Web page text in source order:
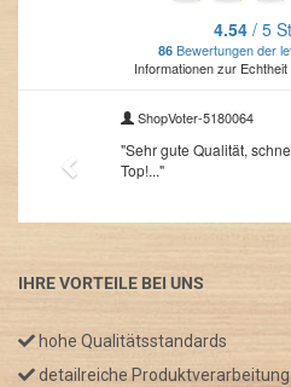
IHRE VORTEILE BEI UNS
hohe Qualitätsstandards
detailreiche Produktverarbeitung